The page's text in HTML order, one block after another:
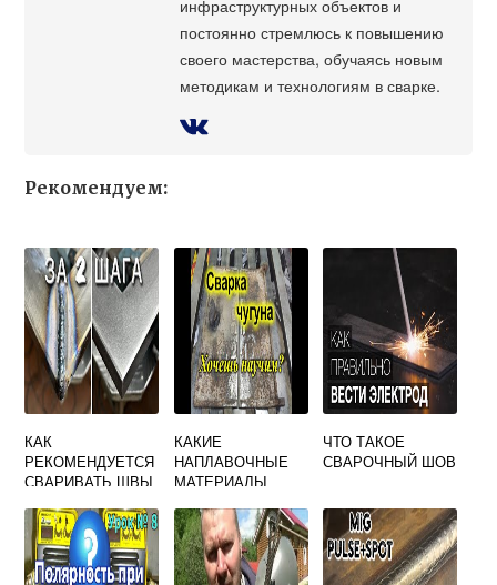
инфраструктурных объектов и
постоянно стремлюсь к повышению
своего мастерства, обучаясь новым
методикам и технологиям в сварке.
Рекомендуем:
КАК
РЕКОМЕНДУЕТСЯ
СВАРИВАТЬ ШВЫ
РУЧНОЙ ИЛИ
МЕХАНИЗИРОВАН
НОЙ СВАРКОЙ
КАКИЕ
НАПЛАВОЧНЫЕ
МАТЕРИАЛЫ
ПРИ СВАРКЕ
ЧУГУНА И
ЦВЕТНЫХ
ЧТО ТАКОЕ
СВАРОЧНЫЙ ШОВ